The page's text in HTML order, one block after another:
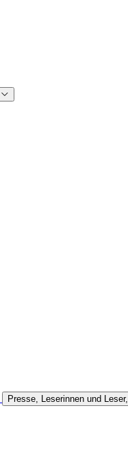
Presse, Leserinnen und